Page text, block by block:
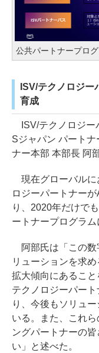
公共パートナープロ
ISV/テクノロジ
育成
ISV/テクノロジー
Sジャパン パート
ナー本部 本部長 阿
現在グローバルに
ロジーパートナー
り、2020年だけで
ートナープログラム
阿部氏は「この数
リューションを求
拡大傾向にあるこ
テクノロジーパー
り、今後もソリュ
いる。また、これ
ングパートナーの
い」と述べた。